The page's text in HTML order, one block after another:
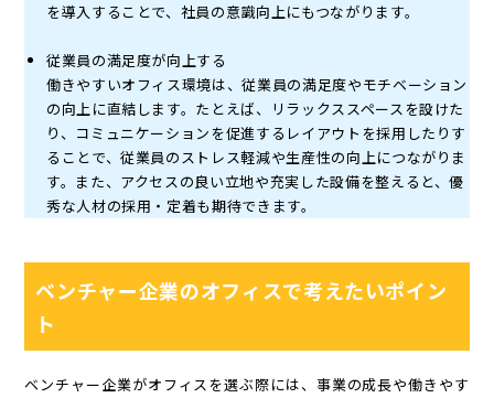
を導入することで、社員の意識向上にもつながります。
従業員の満足度が向上する
働きやすいオフィス環境は、従業員の満足度やモチベーション
の向上に直結します。たとえば、リラックススペースを設けた
り、コミュニケーションを促進するレイアウトを採用したりす
ることで、従業員のストレス軽減や生産性の向上につながりま
す。また、アクセスの良い立地や充実した設備を整えると、優
秀な人材の採用・定着も期待できます。
ベンチャー企業のオフィスで考えたいポイン
ト
ベンチャー企業がオフィスを選ぶ際には、事業の成長や働きやす